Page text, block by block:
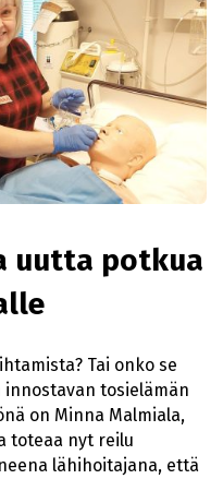
uutta potkua
Tai onko se
tosielämän
on Minna Malmiala,
toteaa nyt reilu
lähihoitajana, että